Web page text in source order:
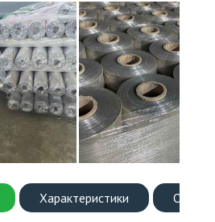
КОНТАКТЫ
Характеристики Оплата